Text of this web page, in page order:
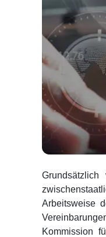
Arbeitsweise
Kommission